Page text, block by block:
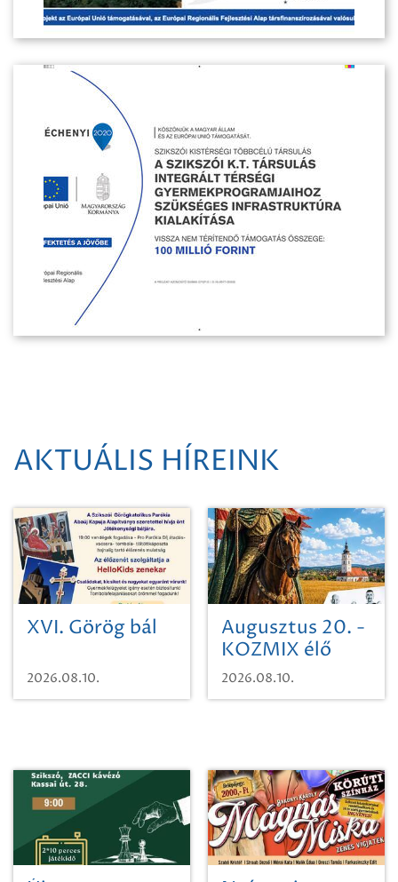
AKTUÁLIS HÍREINK
XVI. Görög bál
2026.08.10.
Augusztus 20. -
KOZMIX élő
koncert
2026.08.10.